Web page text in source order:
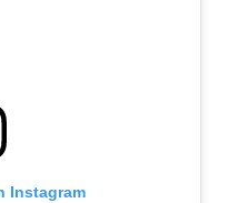
Instagram